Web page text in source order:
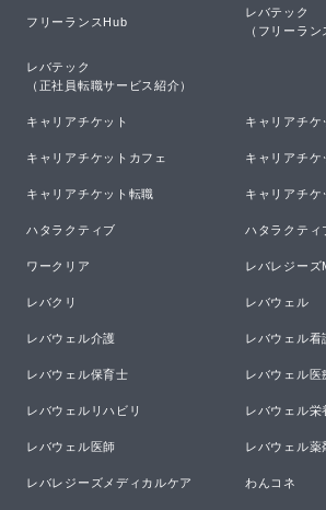
フリーランスHub
レバテック
（フリーラ
レバテック
（正社員転職サービス紹介）
キャリアチケット キャリアチケ
キャリアチケットカフェ キャリアチケ
キャリアチケット転職 キャリアチケ
ハタラクティブ ハタラクティ
ワークリア レバレジーズ
レバクリ レバウェル
レバウェル介護 レバウェル看
レバウェル保育士 レバウェル医
レバウェルリハビリ レバウェル栄
レバウェル医師 レバウェル薬
レバレジーズメディカルケア わんコネ